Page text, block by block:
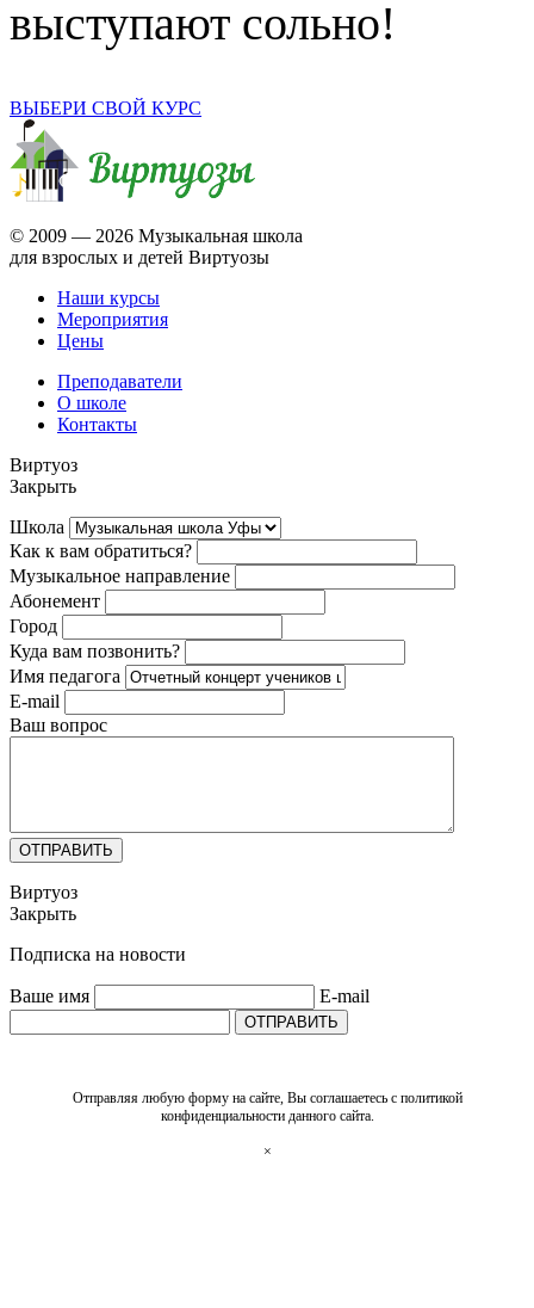
выступают сольно!
ВЫБЕРИ СВОЙ КУРС
© 2009 — 2026 Музыкальная школа
для взрослых и детей Виртуозы
Наши курсы
Мероприятия
Цены
Преподаватели
О школе
Контакты
Виртуоз
Закрыть
Школа
Как к вам обратиться?
Музыкальное направление
Абонемент
Город
Куда вам позвонить?
Имя педагога
E-mail
Ваш вопрос
ОТПРАВИТЬ
Виртуоз
Закрыть
Подписка на новости
Ваше имя E-mail
ОТПРАВИТЬ
Отправляя любую форму на сайте, Вы соглашаетесь с политикой
конфиденциальности данного сайта.
×